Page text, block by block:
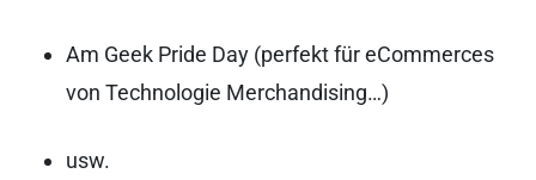
Am Geek Pride Day (perfekt für eCommerces
von Technologie Merchandising…)
usw.